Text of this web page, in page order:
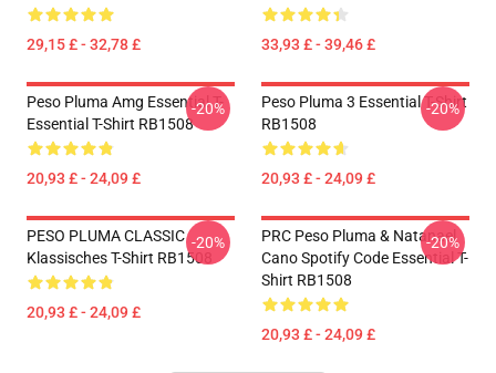
29,15 £ - 32,78 £ 33,93 £ - 39,46 £
Peso Pluma Amg Essential T-
Essential T-Shirt RB1508
20,93 £ - 24,09 £
-20%
Peso Pluma 3 Essential T-Shirt
RB1508
20,93 £ - 24,09 £
-20%
PESO PLUMA CLASSIC
Klassisches T-Shirt RB1508
20,93 £ - 24,09 £
-20%
PRC Peso Pluma & Natanael
Cano Spotify Code Essential T-
Shirt RB1508
20,93 £ - 24,09 £
-20%